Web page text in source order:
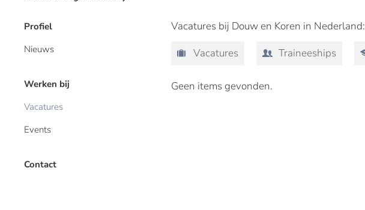
Profiel
Nieuws
Werken bij
Vacatures
Events
Contact
Vacatures bij Douw en Koren in Nederland:
Vacatures
Traineeships
Geen items gevonden.